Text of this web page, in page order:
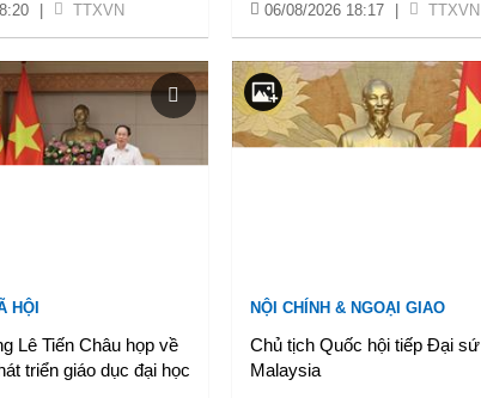
TTXVN 06/08/2026 18:17 TTXVN
HỘI
Lê Tiến Châu họp về
triển giáo dục đại học
NỘI CHÍNH & NGOẠI GIAO
Chủ tịch Quốc hội tiếp Đại sứ
Malaysia